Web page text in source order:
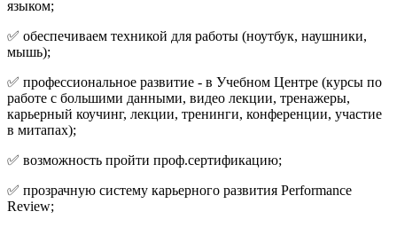
языком;
✅ обеспечиваем техникой для работы (ноутбук, наушники,
мышь);
✅ профессиональное развитие - в Учебном Центре (курсы по
работе с большими данными, видео лекции, тренажеры,
карьерный коучинг, лекции, тренинги, конференции, участие
в митапах);
✅ возможность пройти проф.сертификацию;
✅ прозрачную систему карьерного развития Performance
Review;